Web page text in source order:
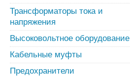
Трансформаторы тока и
напряжения
Высоковольтное оборудование
Кабельные муфты
Предохранители